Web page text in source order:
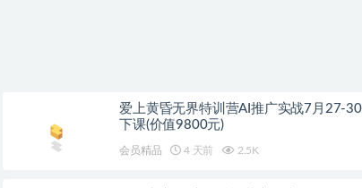
爱上黄昏无界特训营AI推广实战7月27-
下课(价值9800元)
会员精品 4 天前 2.5K